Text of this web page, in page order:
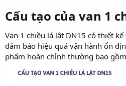
Cấu tạo của van 1
Van 1 chiều lá lật DN15 có thiết
đảm bảo hiệu quả vận hành ổn
phẩm hoàn chỉnh thường bao